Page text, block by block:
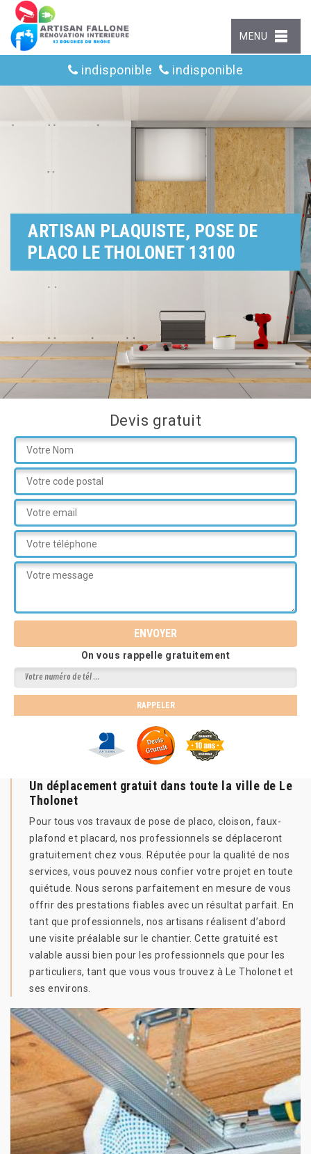
MENU
indisponible indisponible
ARTISAN PLAQUISTE, POSE DE
PLACO LE THOLONET 13100
Devis gratuit
On vous rappelle gratuitement
Un déplacement gratuit dans toute la ville de Le
Tholonet
Pour tous vos travaux de pose de placo, cloison, faux-
plafond et placard, nos professionnels se déplaceront
gratuitement chez vous. Réputée pour la qualité de nos
services, vous pouvez nous confier votre projet en toute
quiétude. Nous serons parfaitement en mesure de vous
offrir des prestations fiables avec un résultat parfait. En
tant que professionnels, nos artisans réalisent d’abord
une visite préalable sur le chantier. Cette gratuité est
valable aussi bien pour les professionnels que pour les
particuliers, tant que vous vous trouvez à Le Tholonet et
ses environs.